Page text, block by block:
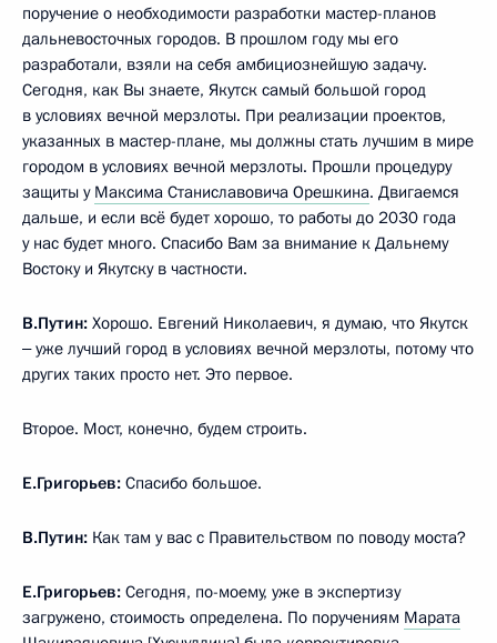
поручение о необходимости разработки мастер-планов
дальневосточных городов. В прошлом году мы его
разработали, взяли на себя амбициознейшую задачу.
Сегодня, как Вы знаете, Якутск самый большой город
в условиях вечной мерзлоты. При реализации проектов,
указанных в мастер-плане, мы должны стать лучшим в мире
городом в условиях вечной мерзлоты. Прошли процедуру
защиты у Максима Станиславовича Орешкина. Двигаемся
дальше, и если всё будет хорошо, то работы до 2030 года
у нас будет много. Спасибо Вам за внимание к Дальнему
Востоку и Якутску в частности.
В.Путин: Хорошо. Евгений Николаевич, я думаю, что Якутск
‒ уже лучший город в условиях вечной мерзлоты, потому что
других таких просто нет. Это первое.
Второе. Мост, конечно, будем строить.
Е.Григорьев: Спасибо большое.
В.Путин: Как там у вас с Правительством по поводу моста?
Е.Григорьев: Сегодня, по-моему, уже в экспертизу
загружено, стоимость определена. По поручениям Марата